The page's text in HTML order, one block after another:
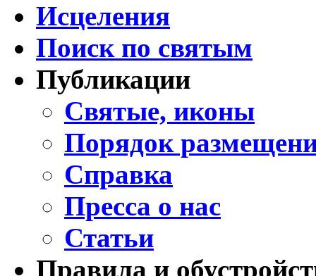
Исцеления
Поиск по святым
Публикации
Святые, иконы
Порядок
Справка
Пресса о нас
Статьи
Правила и